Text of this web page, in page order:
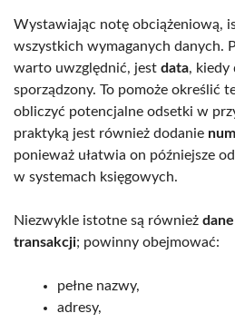
Wystawiając notę obciążeniową,
wszystkich wymaganych danych.
warto uwzględnić, jest data, kiedy
sporządzony. To pomoże określić
obliczyć potencjalne odsetki w
praktyką jest również dodanie
ponieważ ułatwia on późniejsze
w systemach księgowych.
Niezwykle istotne są również
transakcji; powinny obejmować:
pełne nazwy,
adresy,